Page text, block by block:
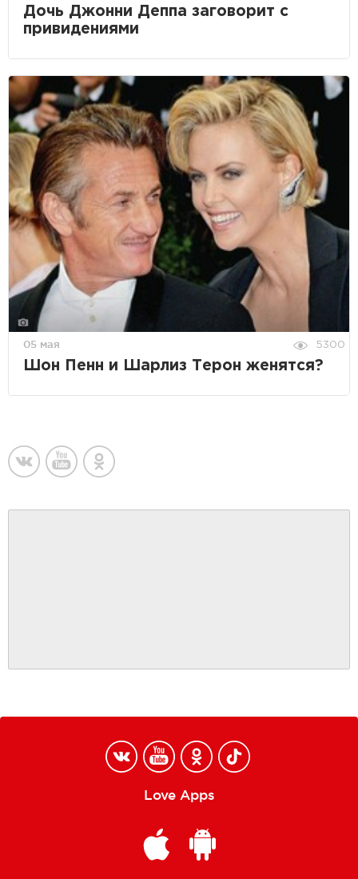
Дочь Джонни Деппа заговорит с
привидениями
05 мая 5300
Шон Пенн и Шарлиз Терон женятся?
Love Apps